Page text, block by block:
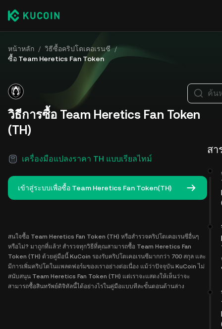
หน้าหลัก / วิธีซื้อคริปโตเคอเรนซี /
ซื้อ Team Heretics Fan Token
วิธีการซื้อ Team Heretics Fan Token
(TH)
เครื่องมือแปลงราคา TH แบบเรียลไทม์
เข้าสู่ระบบเพื่อซื้อ Team Heretics Fan Token(TH)
สนใจซื้อ Team Heretics Fan Token (TH) หรือสำรวจคริปโตเคอเรนซีอื่นๆ
หรือไม่? มาถูกที่แล้ว! สำรวจทุกวิธีที่คุณสามารถซื้อ Team Heretics Fan
Token (TH) ด้วยคู่มือนี้ KuCoin รองรับคริปโตเคอเรนซีมากกว่า 700 สกุล และ
มีการเพิ่มคริปโตในแพลตฟอร์มของเราอย่างต่อเนื่อง แม้ว่าปัจจุบัน KuCoin ไม่
สนับสนุน Team Heretics Fan Token (TH) แต่เราจะแสดงให้เห็นว่าจะ
สามารถซื้อสินทรัพย์ดิจิทัลนี้ได้อย่างไรในคู่มือแบบทีละขั้นตอนด้านล่าง
ค้น
ส